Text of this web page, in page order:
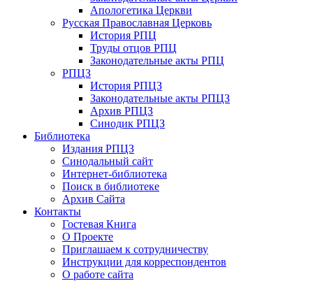
Апологетика Церкви
Русская Православная Церковь
История РПЦ
Труды отцов РПЦ
Законодательные акты РПЦ
РПЦЗ
История РПЦЗ
Законодательные акты РПЦЗ
Архив РПЦЗ
Синодик РПЦЗ
Библиотека
Издания РПЦЗ
Синодальный сайт
Интернет-библиотека
Поиск в библиотеке
Архив Сайта
Контакты
Гостевая Книга
О Проекте
Приглашаем к сотрудничеству
Инструкции для корреспондентов
О работе сайта